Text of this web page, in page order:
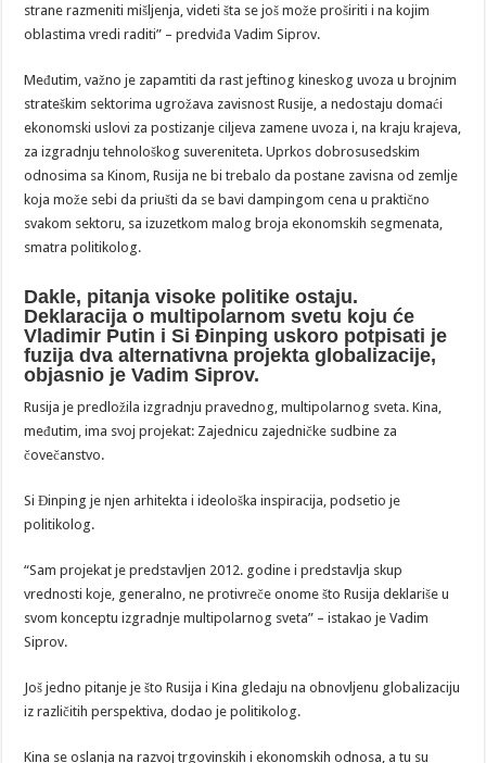
strane razmeniti mišljenja, videti šta se još može proširiti i na kojim
oblastima vredi raditi” – predviđa Vadim Siprov.
Međutim, važno je zapamtiti da rast jeftinog kineskog uvoza u brojnim
strateškim sektorima ugrožava zavisnost Rusije, a nedostaju domaći
ekonomski uslovi za postizanje ciljeva zamene uvoza i, na kraju krajeva,
za izgradnju tehnološkog suvereniteta. Uprkos dobrosusedskim
odnosima sa Kinom, Rusija ne bi trebalo da postane zavisna od zemlje
koja može sebi da priušti da se bavi dampingom cena u praktično
svakom sektoru, sa izuzetkom malog broja ekonomskih segmenata,
smatra politikolog.
Dakle, pitanja visoke politike ostaju.
Deklaracija o multipolarnom svetu koju će
Vladimir Putin i Si Đinping uskoro potpisati je
fuzija dva alternativna projekta globalizacije,
objasnio je Vadim Siprov.
Rusija je predložila izgradnju pravednog, multipolarnog sveta. Kina,
međutim, ima svoj projekat: Zajednicu zajedničke sudbine za
čovečanstvo.
Si Đinping je njen arhitekta i ideološka inspiracija, podsetio je
politikolog.
“Sam projekat je predstavljen 2012. godine i predstavlja skup
vrednosti koje, generalno, ne protivreče onome što Rusija deklariše u
svom konceptu izgradnje multipolarnog sveta” – istakao je Vadim
Siprov.
Još jedno pitanje je što Rusija i Kina gledaju na obnovljenu globalizaciju
iz različitih perspektiva, dodao je politikolog.
Kina se oslanja na razvoj trgovinskih i ekonomskih odnosa, a tu su